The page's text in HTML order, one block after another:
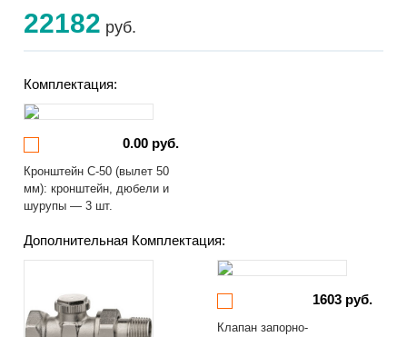
22182 руб.
Комплектация:
0.00 руб.
Кронштейн С-50 (вылет 50
мм): кронштейн, дюбели и
шурупы — 3 шт.
Дополнительная Комплектация:
1603 руб.
Клапан запорно-